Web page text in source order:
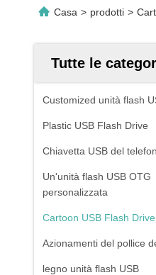
Casa > prodotti >
Tutte le
Customized unità flash
Plastic USB Flash Drive
Chiavetta USB del
Un'unità flash USB OTG
personalizzata
Cartoon USB Flash Drive
Azionamenti del pollice
legno unità flash USB